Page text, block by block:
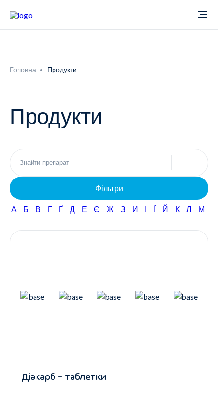
Новини
Неврологія
Фармаконагляд
Кар'єра
Головна Продукти
Продукти
Фільтри
А Б В Г Ґ Д Е Є Ж З И І Ї Й К Л М
Діакарб - таблетки